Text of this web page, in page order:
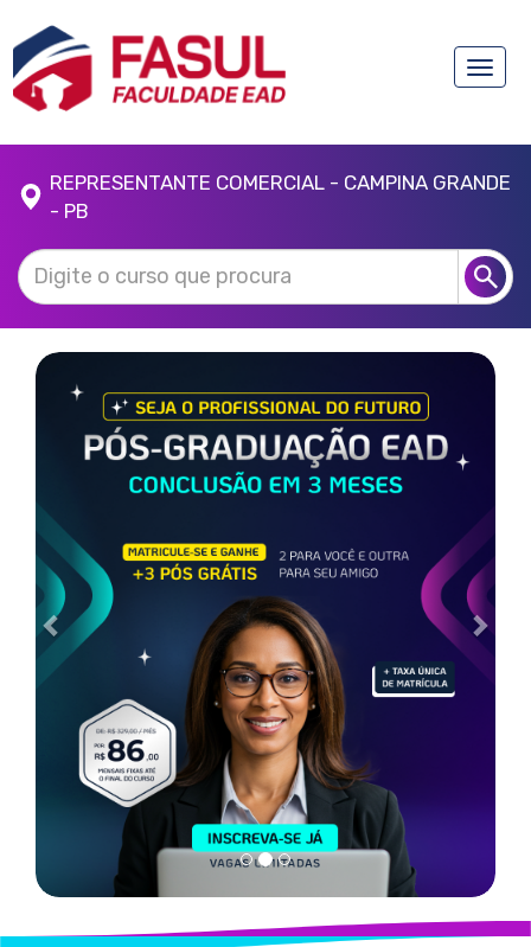
Toggle
REPRESENTANTE COMERCIAL - CAMPINA GRANDE
- PB